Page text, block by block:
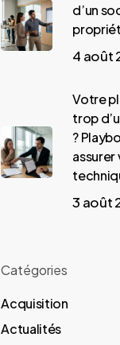
d’un
4 août
Votre
trop
?
3 août
Catégories
Acquisition
Actualités